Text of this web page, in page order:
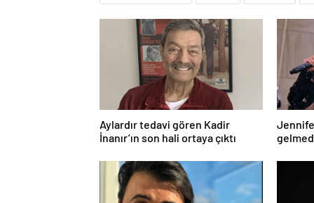
Aylardır tedavi gören Kadir
İnanır’ın son hali ortaya çıktı